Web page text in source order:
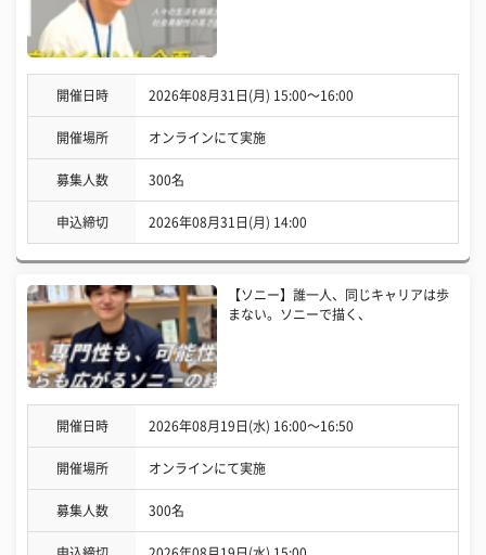
開催日時 2026年08月31日(月) 15:00〜16:00
開催場所 オンラインにて実施
募集人数 300名
申込締切 2026年08月31日(月) 14:00
【ソニー】誰一人、同じキャリアは歩
まない。ソニーで描く、
開催日時 2026年08月19日(水) 16:00〜16:50
開催場所 オンラインにて実施
募集人数 300名